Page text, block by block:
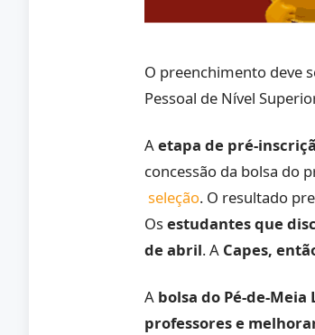
O preenchimento deve
Pessoal de Nível
Aetapa de pré-
concessão da bolsa do
seleção. O resultado
Osestudantes que
de abril. A Capes,
A bolsa do Pé-de-
professores e